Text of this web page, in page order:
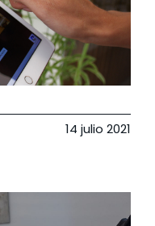
14 julio 2021